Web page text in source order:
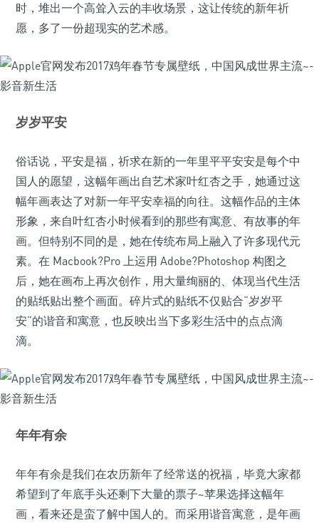
时，堆出一个高耸入云的丰收场景，这让传统的新年祈
愿，多了一份超现实的艺术感。
岁岁平安
俗话说，平安是福，祈求在新的一年里平平安安是每个中
国人的愿望，这幅年画出自艺术家叶红杏之手，她通过这
幅年画表达了对新一年平安幸福的向往。这幅作品的主体
形象，来自叶红杏小时候看到的那些有寓意、有故事的年
画。但特别不同的是，她在传统布局上融入了许多现代元
素。在 Macbook?Pro 上运用 Adobe?Photoshop 构图之
后，她在画布上再次创作，用大量绚丽的、体现当代生活
的贴纸贴出整个画面。碎片式的贴纸不仅贴合“岁岁平
安”的谐音和寓意，也反映出当下多彩生活中的点点滴
滴。
年年有余
年年有余是我们在农历新年了经常送的祝福，毕竟大家都
希望到了年底手头还剩下大量的票子~苹果选择这幅年
画，看来还是蛮了解中国人的。而采用谐音寓意，是年画